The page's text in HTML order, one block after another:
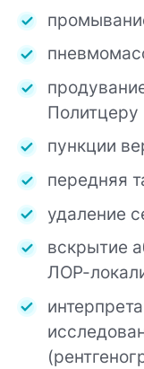
Политцеру
пункции
передняя
удаление
вскрытие
ЛОР-